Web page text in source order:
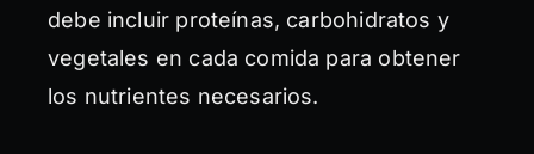
debe incluir proteínas, carbohidratos y
vegetales en cada comida para obtener
los nutrientes necesarios.